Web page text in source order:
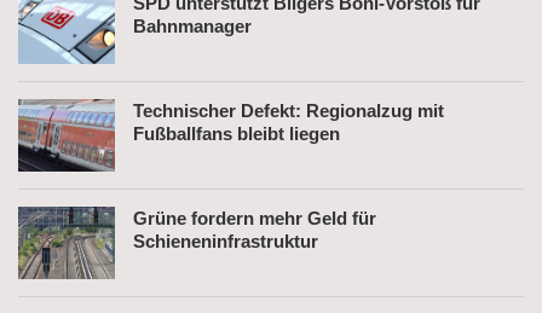
Bahnmanager
Technischer Defekt: Regionalzug mit
Fußballfans bleibt liegen
Grüne fordern mehr Geld für
Schieneninfrastruktur